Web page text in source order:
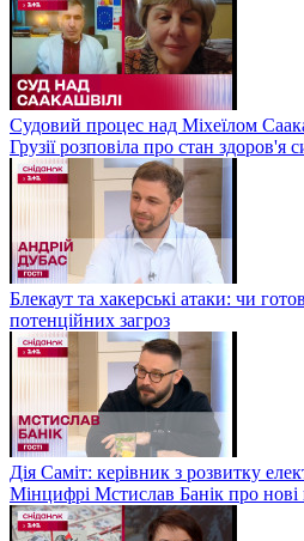
Судовий процес над Міхеїлом
Грузії розповіла про стан здоров'я
Блекаут та хакерські атаки: чи
потенційних загроз
Дія Саміт: керівник з розвитку
Мінцифрі Мстислав Банік про нові